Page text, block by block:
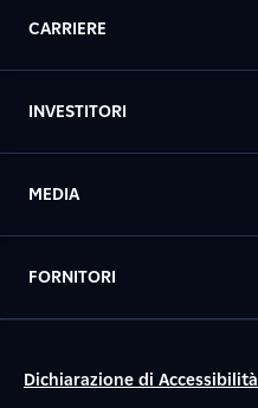
CARRIERE
INVESTITORI
MEDIA
FORNITORI
Dichiarazione di Accessibilità